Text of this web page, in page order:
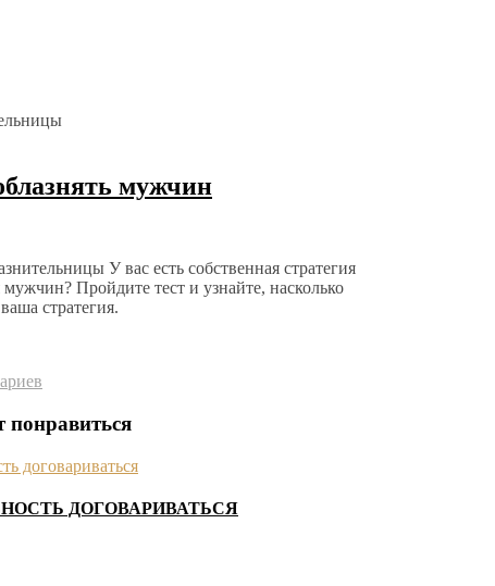
мужчин
У вас есть собственная стратегия
мужчин? Пройдите тест и узнайте, насколько
стратегия.
ДОГОВАРИВАТЬСЯ